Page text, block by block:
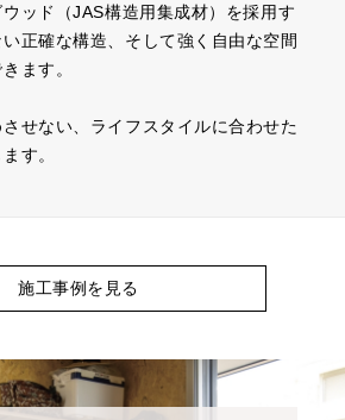
ッド（JAS構造用集成材）を採用す
正確な構造、そして強く自由な空間
ます。
せない、ライフスタイルに合わせた
す。
施工事例を見る